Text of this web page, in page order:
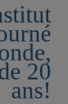
20
ans!